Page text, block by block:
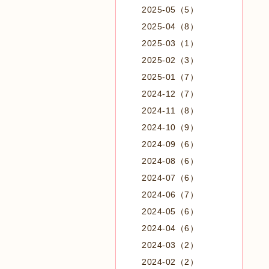
2025-05（5）
2025-04（8）
2025-03（1）
2025-02（3）
2025-01（7）
2024-12（7）
2024-11（8）
2024-10（9）
2024-09（6）
2024-08（6）
2024-07（6）
2024-06（7）
2024-05（6）
2024-04（6）
2024-03（2）
2024-02（2）